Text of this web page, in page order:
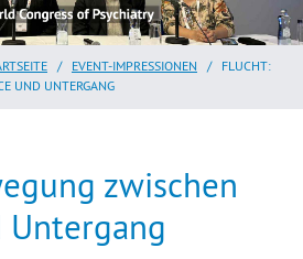
/ EVENT-IMPRESSIONEN / FLUCHT:
UND UNTERGANG
zwischen
Untergang